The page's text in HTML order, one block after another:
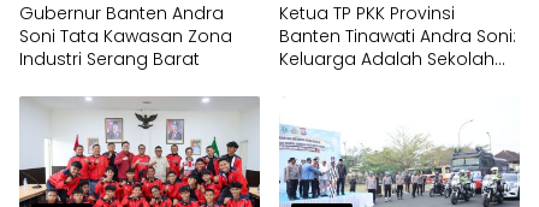
Gubernur Banten Andra
Soni Tata Kawasan Zona
Industri Serang Barat
Ketua TP PKK Provinsi
Banten Tinawati Andra Soni:
Keluarga Adalah Sekolah